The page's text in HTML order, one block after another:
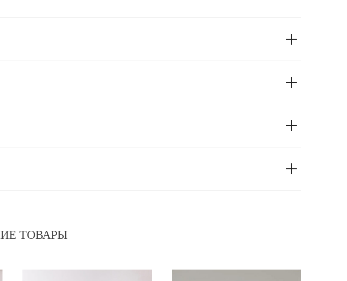
ТОВАРЫ